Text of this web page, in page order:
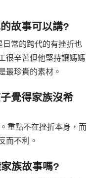
故事可以講?
常的跨代的有挫折也
很辛苦但他堅持讓媽媽
最珍貴的素材。
覺得家族沒希
重點不在挫折本身，而
而不利。
族故事嗎?